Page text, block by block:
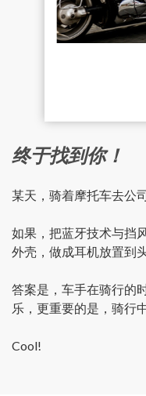
终于找到你！
某天，骑着摩托车去公
如果，把蓝牙技术与挡
外壳，做成耳机放置到
答案是，车手在骑行的
乐，更重要的是，骑行
Cool!